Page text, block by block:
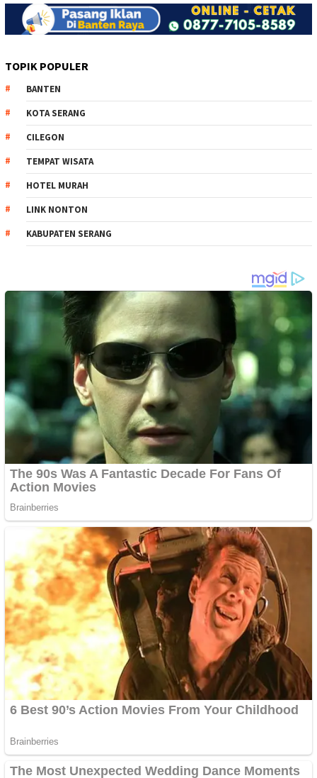
TOPIK POPULER
BANTEN
KOTA SERANG
CILEGON
TEMPAT WISATA
HOTEL MURAH
LINK NONTON
KABUPATEN SERANG